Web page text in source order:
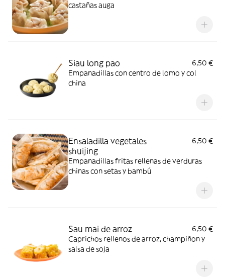
castañas auga
Siau long pao
6,50 €
Empanadillas con centro de lomo y col
china
Ensaladilla vegetales
shuijing
6,50 €
Empanadillas fritas rellenas de verduras
chinas con setas y bambú
Sau mai de arroz
6,50 €
Caprichos rellenos de arroz, champiñon y
salsa de soja